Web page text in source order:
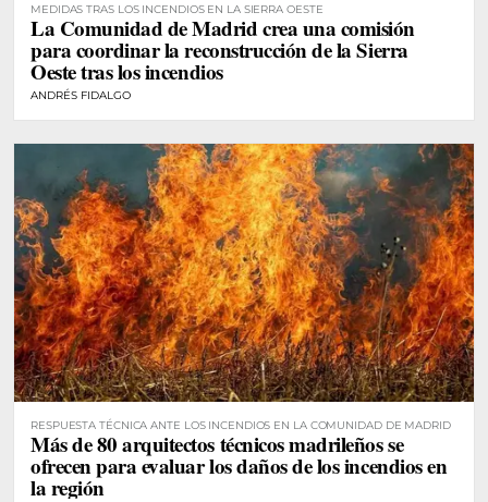
MEDIDAS TRAS LOS INCENDIOS EN LA SIERRA OESTE
La Comunidad de Madrid crea una comisión
para coordinar la reconstrucción de la Sierra
Oeste tras los incendios
ANDRÉS FIDALGO
RESPUESTA TÉCNICA ANTE LOS INCENDIOS EN LA COMUNIDAD DE MADRID
Más de 80 arquitectos técnicos madrileños se
ofrecen para evaluar los daños de los incendios en
la región